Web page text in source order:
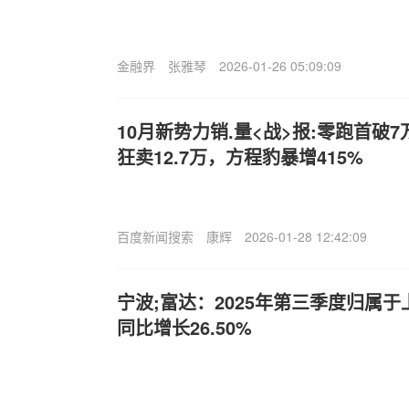
金融界 张雅琴 2026-01-26 05:09:09
10月新势力销.量<战>报:零跑首破7
狂卖12.7万，方程豹暴增415%
百度新闻搜索 康辉 2026-01-28 12:42:09
宁波;富达：2025年第三季度归属
同比增长26.50%